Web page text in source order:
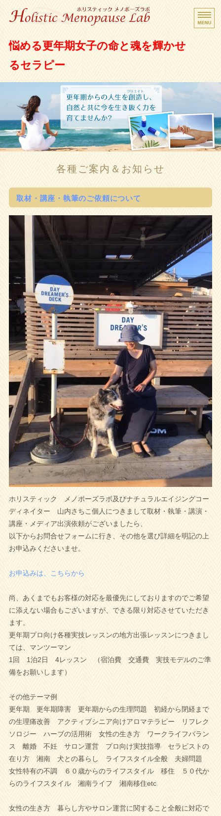
ーズラボ
悩める更年期女子の命と魂を輝かせ
るセラピー
Beginner's Guide
Holistic Menopause
Menu
各種ご案内＆お知らせ
取材・講座・執筆のご依頼について
ホリスティック メノポーズラボ及びナチュラルエイジングコー
ディネイター 山内さちこ個人につきまして取材・執筆・講演・
講座・メディア出演依頼がございましたら、
以下からお問合せフォームに行き、その他を選び詳細を明記の上
お申込みくださいませ。
お申込みは、こちらから
尚、あくまでもお客様の対応を最優先にしておりますのでご希望
に添えない場合もございますが、できる限り対応させていただき
ます。
更年期プロ向け各種実技レッスンの地方出張レッスンにつきまし
ては、マンツーマン
1回 1泊2日 4レッスン （宿泊費 交通費 実技モデルのご準
備をお願いします）
その他テーマ例
更年期 更年期障害 更年期からの生理問題 初経から閉経まで
の生理痛改善 アクティブシニア向けアロマテラピー リフレク
ソロジー ハーブの活用術 女性の生き方 ワークライフバラン
ス 離婚 不妊 サロン運営 プロ向け実技指導 セラピストの
在り方 湘南 犬との暮らし ライフスタイル全般 夫婦問題
女性特有の不調 ６０歳からのライフスタイル 移住 ５０代か
らのライフスタイル 湘南ライフ 湘南移住etc
女性の生き方 暮らし方やサロン運営に関すること全般に対応で